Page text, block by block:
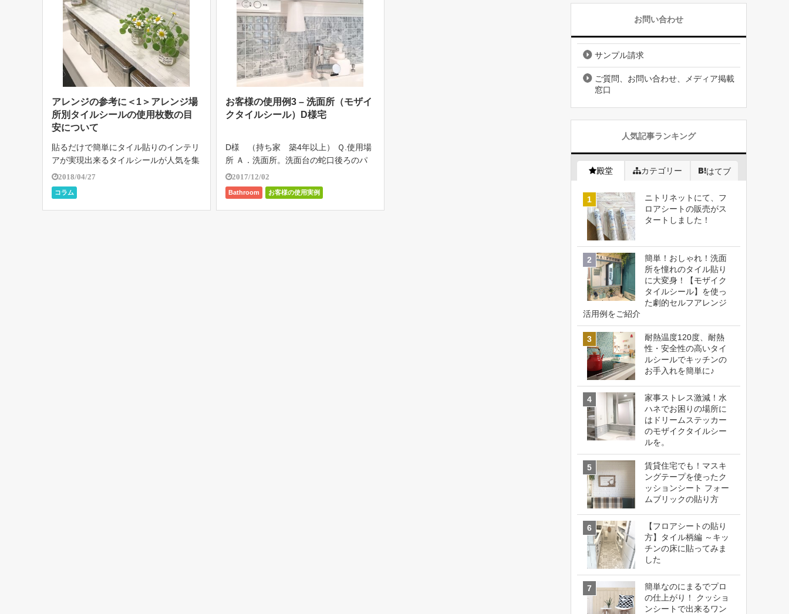
アレンジの参考に＜1＞アレンジ場
所別タイルシールの使用枚数の目
安について
貼るだけで簡単にタイル貼りのインテリ
アが実現出来るタイルシールが人気を集
めています。 インスタグラムで人気の
インテリア好きインスタグラマーがデコ
レーションに取り入れたり、雑誌やイン
テリアのサイトなどで取り上げられた
2018/04/27
コラム
お客様の使用例3 – 洗面所（モザイ
クタイルシール）D様宅
D様 （持ち家 築4年以上） Ｑ.使用場
所 Ａ．洗面所。洗面台の蛇口後ろのパ
ネル、24.5cm×74.5cm Ｑ．使用商品・
枚数 Ａ．モザイクタイルシール CTB-4
マーブル（廃盤終了） ×6枚使用 Ｑ．
商品をご使用に […]
2017/12/02
Bathroom お客様の使用実例
お問い合わせ
サンプル請求
ご質問、お問い合わせ、メディア掲載
窓口
人気記事ランキング
殿堂 カテゴリー はてブ
ニトリネットにて、フ
ロアシートの販売がス
タートしました！
簡単！おしゃれ！洗面
所を憧れのタイル貼り
に大変身！【モザイク
タイルシール】を使っ
た劇的セルフアレンジ
活用例をご紹介
耐熱温度120度、耐熱
性・安全性の高いタイ
ルシールでキッチンの
お手入れを簡単に♪
家事ストレス激減！水
ハネでお困りの場所に
はドリームステッカー
のモザイクタイルシー
ルを。
賃貸住宅でも！マスキ
ングテープを使ったク
ッションシート フォー
ムブリックの貼り方
【フロアシートの貼り
方】タイル柄編 ～キッ
チンの床に貼ってみま
した
簡単なのにまるでプロ
の仕上がり！ クッショ
ンシートで出来るワン